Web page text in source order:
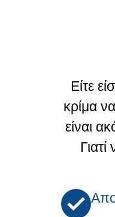
Είτε
κρίμα να
είναι